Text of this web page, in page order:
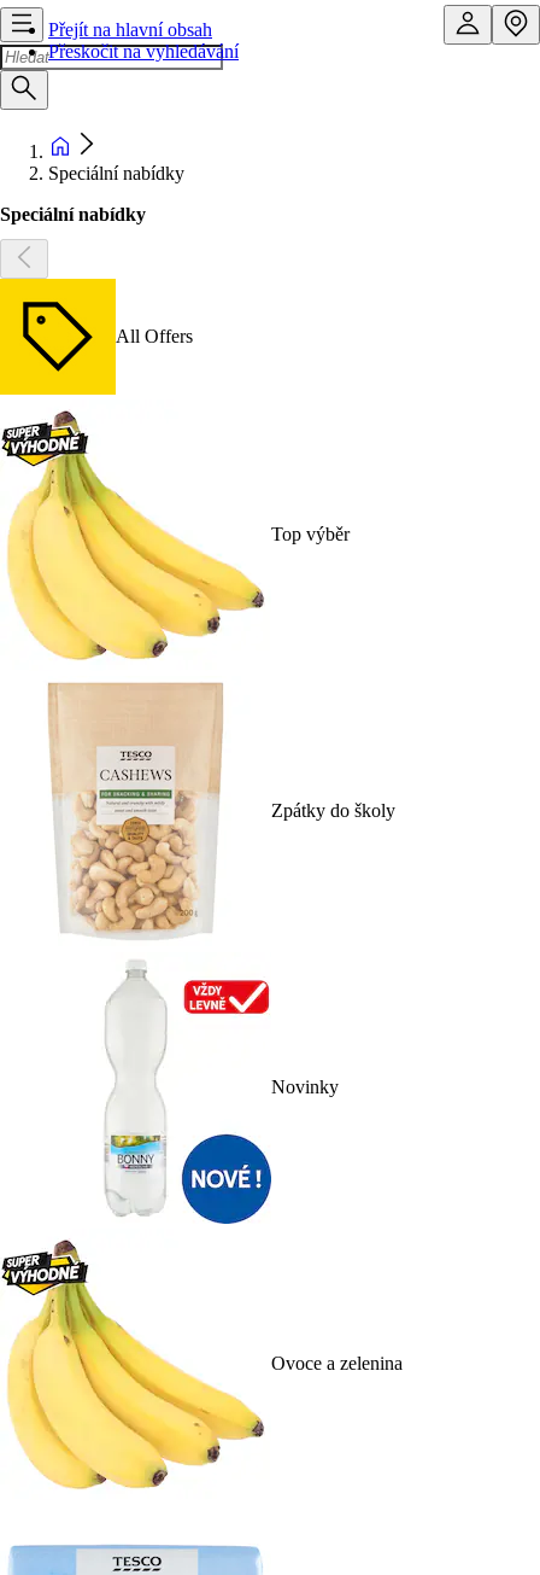
Přejít na hlavní obsah
Přeskočit na vyhledávání
Speciální nabídky
Speciální nabídky
All Offers
Top výběr
Zpátky do školy
Novinky
Ovoce a zelenina